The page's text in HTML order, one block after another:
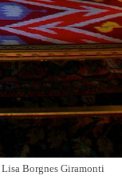
Lisa Borgnes Giramonti